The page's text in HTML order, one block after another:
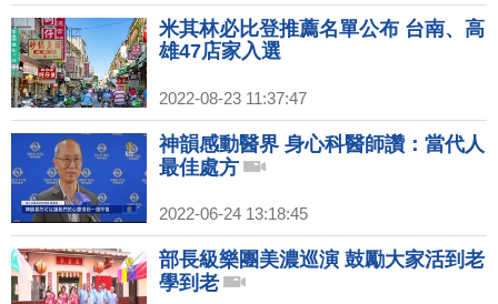
米其林必比登推薦名單公布 台南、高
雄47店家入選
2022-08-23 11:37:47
神韻感動醫界 身心科醫師讚：當代人
最佳處方
2022-06-24 13:18:45
部長級樂團美濃巡演 鼓勵大家活到老
學到老